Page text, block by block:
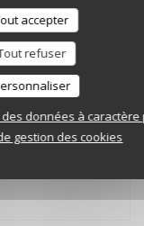
accepter
refuser
données à
gestion des cookies
/ Prix: 4/5
succulents